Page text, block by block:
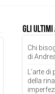
Gli
Chi
di
L’arte
della